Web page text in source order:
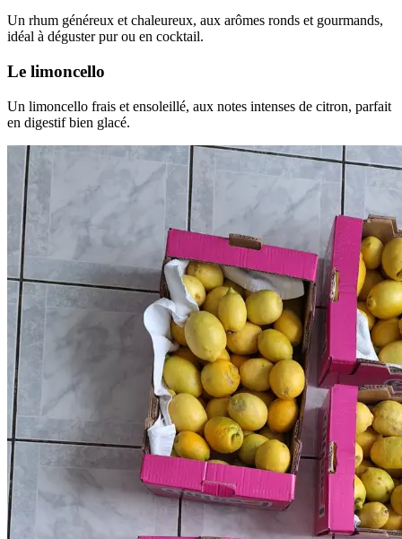
Un rhum généreux et chaleureux, aux arômes ronds et gourmands,
idéal à déguster pur ou en cocktail.
Le limoncello
Un limoncello frais et ensoleillé, aux notes intenses de citron, parfait
en digestif bien glacé.